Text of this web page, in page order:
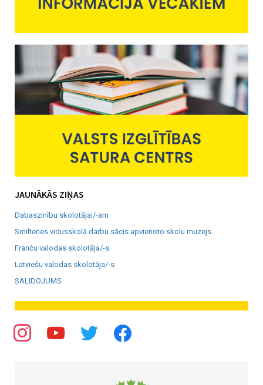
JAUNĀKĀS ZIŅAS
Dabaszinību skolotājai/-am
Smiltenes vidusskolā darbu sācis apvienoto skolu muzejs.
Franču valodas skolotāja/-s
Latviešu valodas skolotāja/-s
SALIDOJUMS